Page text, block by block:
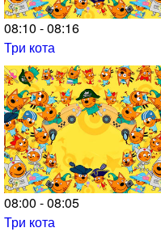
08:10 - 08:16
Три кота
08:00 - 08:05
Три кота